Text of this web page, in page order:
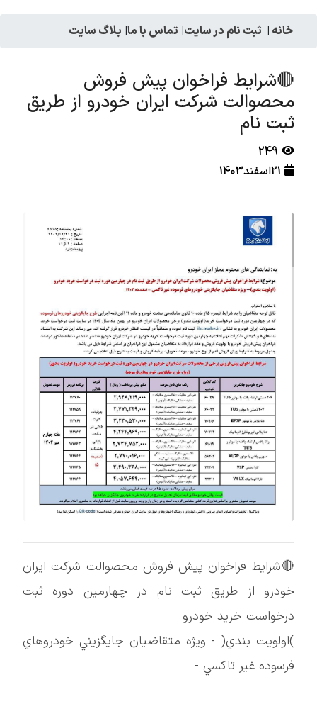
خانه | ثبت نام در سایت| تماس با ما| بلاگ سایت
🔴شرايط فراخوان پيش فروش
محصوالت شركت ايران خودرو از طريق
ثبت نام
249
21اسفند1403
🔴شرايط فراخوان پيش فروش محصوالت شركت ايران
خودرو از طريق ثبت نام در چهارمين دوره ثبت
درخواست خريد خودرو
)اولويت بندي( - ويژه متقاضيان جايگزيني خودروهاي
فرسوده غير تاكسي -